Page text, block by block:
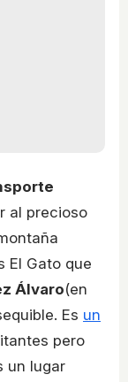
al precioso
El Gato que
Álvaro(en
Es un
pero
un lugar